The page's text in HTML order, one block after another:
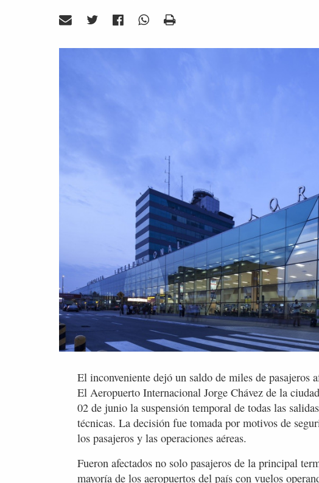
El inconveniente dejó un saldo de miles de pasajeros
El Aeropuerto Internacional Jorge Chávez de la
02 de junio la suspensión temporal de todas las
técnicas. La decisión fue tomada por motivos de
los pasajeros y las operaciones aéreas.
Fueron afectados no solo pasajeros de la principal
mayoría de los aeropuertos del país con vuelos